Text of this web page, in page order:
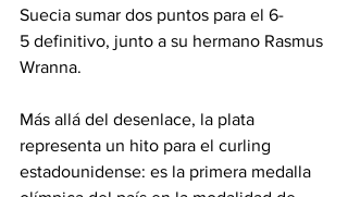
Suecia sumar dos puntos para el 6-
5 definitivo, junto a su hermano Rasmus
Wranna.
Más allá del desenlace, la plata
representa un hito para el curling
estadounidense: es la primera medalla